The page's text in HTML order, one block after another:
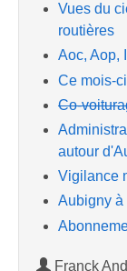
Vues du
routières
Aoc, Aop,
Ce mois-
Co-
autour
Vigilance
Aubigny à
Franck